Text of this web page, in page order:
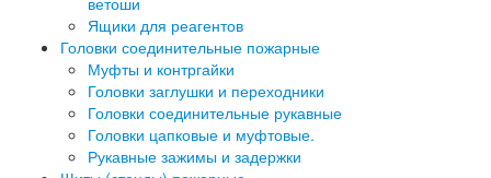
Ящики для реагентов
Головки соединительные пожарные
Муфты и контргайки
Головки заглушки и переходники
Головки соединительные рукавные
Головки цапковые и муфтовые.
Рукавные зажимы и задержки